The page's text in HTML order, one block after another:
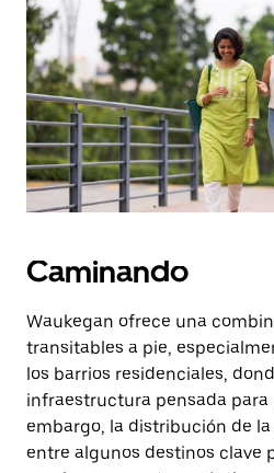
Caminando
Waukegan ofrece una
transitables a pie,
los barrios residenciales,
infraestructura pensada para
embargo, la distribución de
entre algunos destinos clave